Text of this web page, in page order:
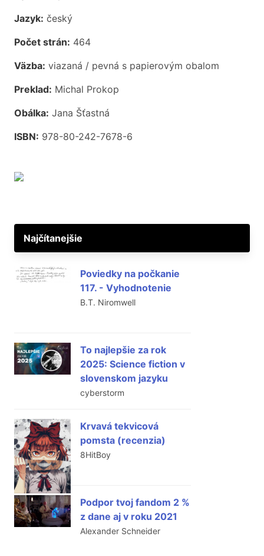
Jazyk: český
Počet strán: 464
Väzba: viazaná / pevná s papierovým obalom
Preklad: Michal Prokop
Obálka: Jana Šťastná
ISBN: 978-80-242-7678-6
Najčítanejšie
Poviedky na počkanie
117. - Vyhodnotenie
B.T. Niromwell
To najlepšie za rok
2025: Science fiction v
slovenskom jazyku
cyberstorm
Krvavá tekvicová
pomsta (recenzia)
8HitBoy
Podpor tvoj fandom 2 %
z dane aj v roku 2021
Alexander Schneider